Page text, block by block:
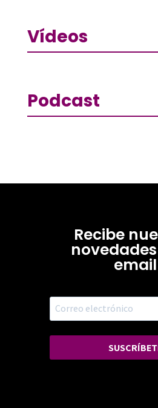
Vídeos
Podcast
Recibe
email